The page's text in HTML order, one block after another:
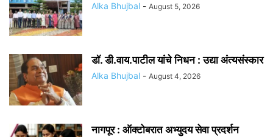
Alka Bhujbal - August 5, 2026
डॉ. डी.वाय.पाटील यांचे निधन : उद्या अंत्यसंस्कार
Alka Bhujbal - August 4, 2026
नागपूर : ऑक्टोबरात अभ्युदय सेवा प्रदर्शन